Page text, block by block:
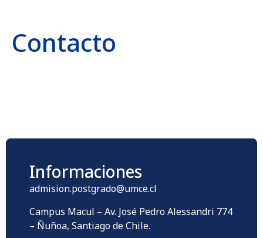
Contacto
Informaciones
admision.postgrado@umce.cl
Campus Macul – Av. José Pedro Alessandri 774
– Ñuñoa, Santiago de Chile.